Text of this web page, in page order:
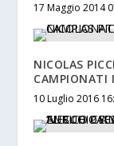
17 Maggio 2014
NICOLAS
CAMPIONATI
10 Luglio 2016